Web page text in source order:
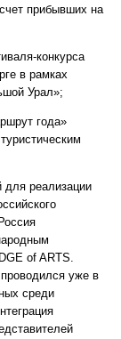
прибывших на
конкурса
в рамках
Урал»;
года»
для реализации
of ARTS.
уже в
среди